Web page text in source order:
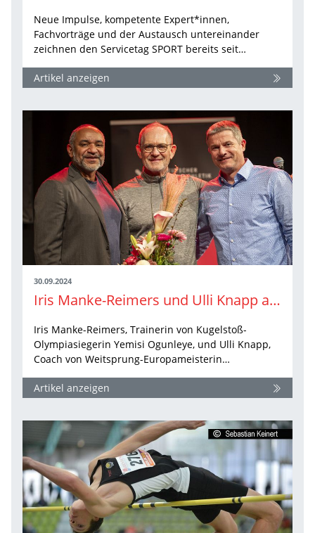
Neue Impulse, kompetente Expert*innen,
Fachvorträge und der Austausch untereinander
zeichnen den Servicetag SPORT bereits seit…
Artikel anzeigen
30.09.2024
Iris Manke-Reimers und Ulli Knapp als „Trainer:in des Jahres“ 2024 ausgezeichnet
Iris Manke-Reimers, Trainerin von Kugelstoß-
Olympiasiegerin Yemisi Ogunleye, und Ulli Knapp,
Coach von Weitsprung-Europameisterin…
Artikel anzeigen